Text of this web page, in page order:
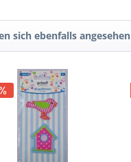
sich ebenfalls angesehen